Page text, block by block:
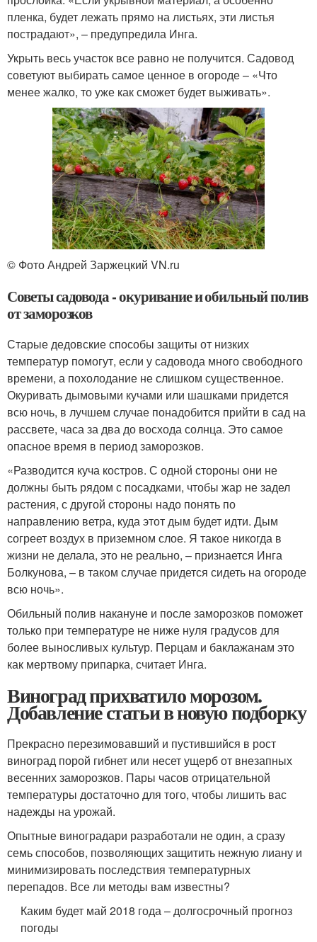
пленка, будет лежать прямо на листьях, эти листья
пострадают», – предупредила Инга.
Укрыть весь участок все равно не получится. Садовод
советуют выбирать самое ценное в огороде – «Что
менее жалко, то уже как сможет будет выживать».
© Фото Андрей Заржецкий VN.ru
Советы садовода - окуривание и обильный полив
от заморозков
Старые дедовские способы защиты от низких
температур помогут, если у садовода много свободного
времени, а похолодание не слишком существенное.
Окуривать дымовыми кучами или шашками придется
всю ночь, в лучшем случае понадобится прийти в сад на
рассвете, часа за два до восхода солнца. Это самое
опасное время в период заморозков.
«Разводится куча костров. С одной стороны они не
должны быть рядом с посадками, чтобы жар не задел
растения, с другой стороны надо понять по
направлению ветра, куда этот дым будет идти. Дым
согреет воздух в приземном слое. Я такое никогда в
жизни не делала, это не реально, – признается Инга
Болкунова, – в таком случае придется сидеть на огороде
всю ночь».
Обильный полив накануне и после заморозков поможет
только при температуре не ниже нуля градусов для
более выносливых культур. Перцам и баклажанам это
как мертвому припарка, считает Инга.
Виноград прихватило морозом.
Добавление статьи в новую подборку
Прекрасно перезимовавший и пустившийся в рост
виноград порой гибнет или несет ущерб от внезапных
весенних заморозков. Пары часов отрицательной
температуры достаточно для того, чтобы лишить вас
надежды на урожай.
Опытные виноградари разработали не один, а сразу
семь способов, позволяющих защитить нежную лиану и
минимизировать последствия температурных
перепадов. Все ли методы вам известны?
Каким будет май 2018 года – долгосрочный прогноз
погоды